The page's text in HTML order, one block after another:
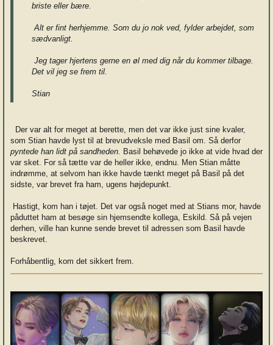
briste eller bære.
Alt er fint herhjemme. Som du jo nok ved, fylder arbejdet, som
sædvanligt.
Jeg tager hjertens gerne en øl med dig når du kommer tilbage.
Det vil jeg se frem til.
Stian
Der var alt for meget at berette, men det var ikke just sine kvaler,
som Stian havde lyst til at brevudveksle med Basil om. Så derfor
pyntede han lidt på sandheden.
Basil behøvede jo ikke at vide hvad der
var sket. For så tætte var de heller ikke, endnu. Men Stian måtte
indrømme, at selvom han ikke havde tænkt meget på Basil på det
sidste, var brevet fra ham, ugens højdepunkt.
Hastigt, kom han i tøjet. Det var også noget med at Stians mor, havde
påduttet ham at besøge sin hjemsendte kollega, Eskild. Så på vejen
derhen, ville han kunne sende brevet til adressen som Basil havde
beskrevet.
Forhåbentlig, kom det sikkert frem.